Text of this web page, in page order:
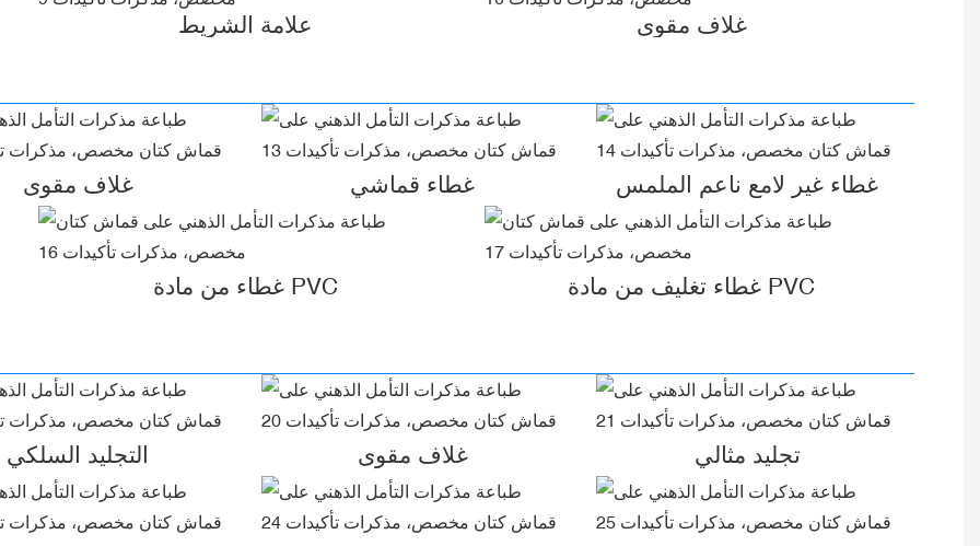
علامة الشريط غلاف مقوى
غلاف مقوى غطاء قماشي غطاء غير لامع ناعم الملمس
غطاء من مادة PVC غطاء تغليف من مادة PVC
التجليد السلكي غلاف مقوى تجليد مثالي